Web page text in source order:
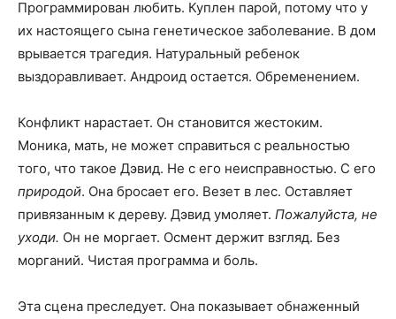
Программирован любить. Куплен парой, потому что у
их настоящего сына генетическое заболевание. В дом
врывается трагедия. Натуральный ребенок
выздоравливает. Андроид остается. Обременением.
Конфликт нарастает. Он становится жестоким.
Моника, мать, не может справиться с реальностью
того, что такое Дэвид. Не с его неисправностью. С его
природой. Она бросает его. Везет в лес. Оставляет
привязанным к дереву. Дэвид умоляет. Пожалуйста, не
уходи. Он не моргает. Осмент держит взгляд. Без
морганий. Чистая программа и боль.
Эта сцена преследует. Она показывает обнаженный